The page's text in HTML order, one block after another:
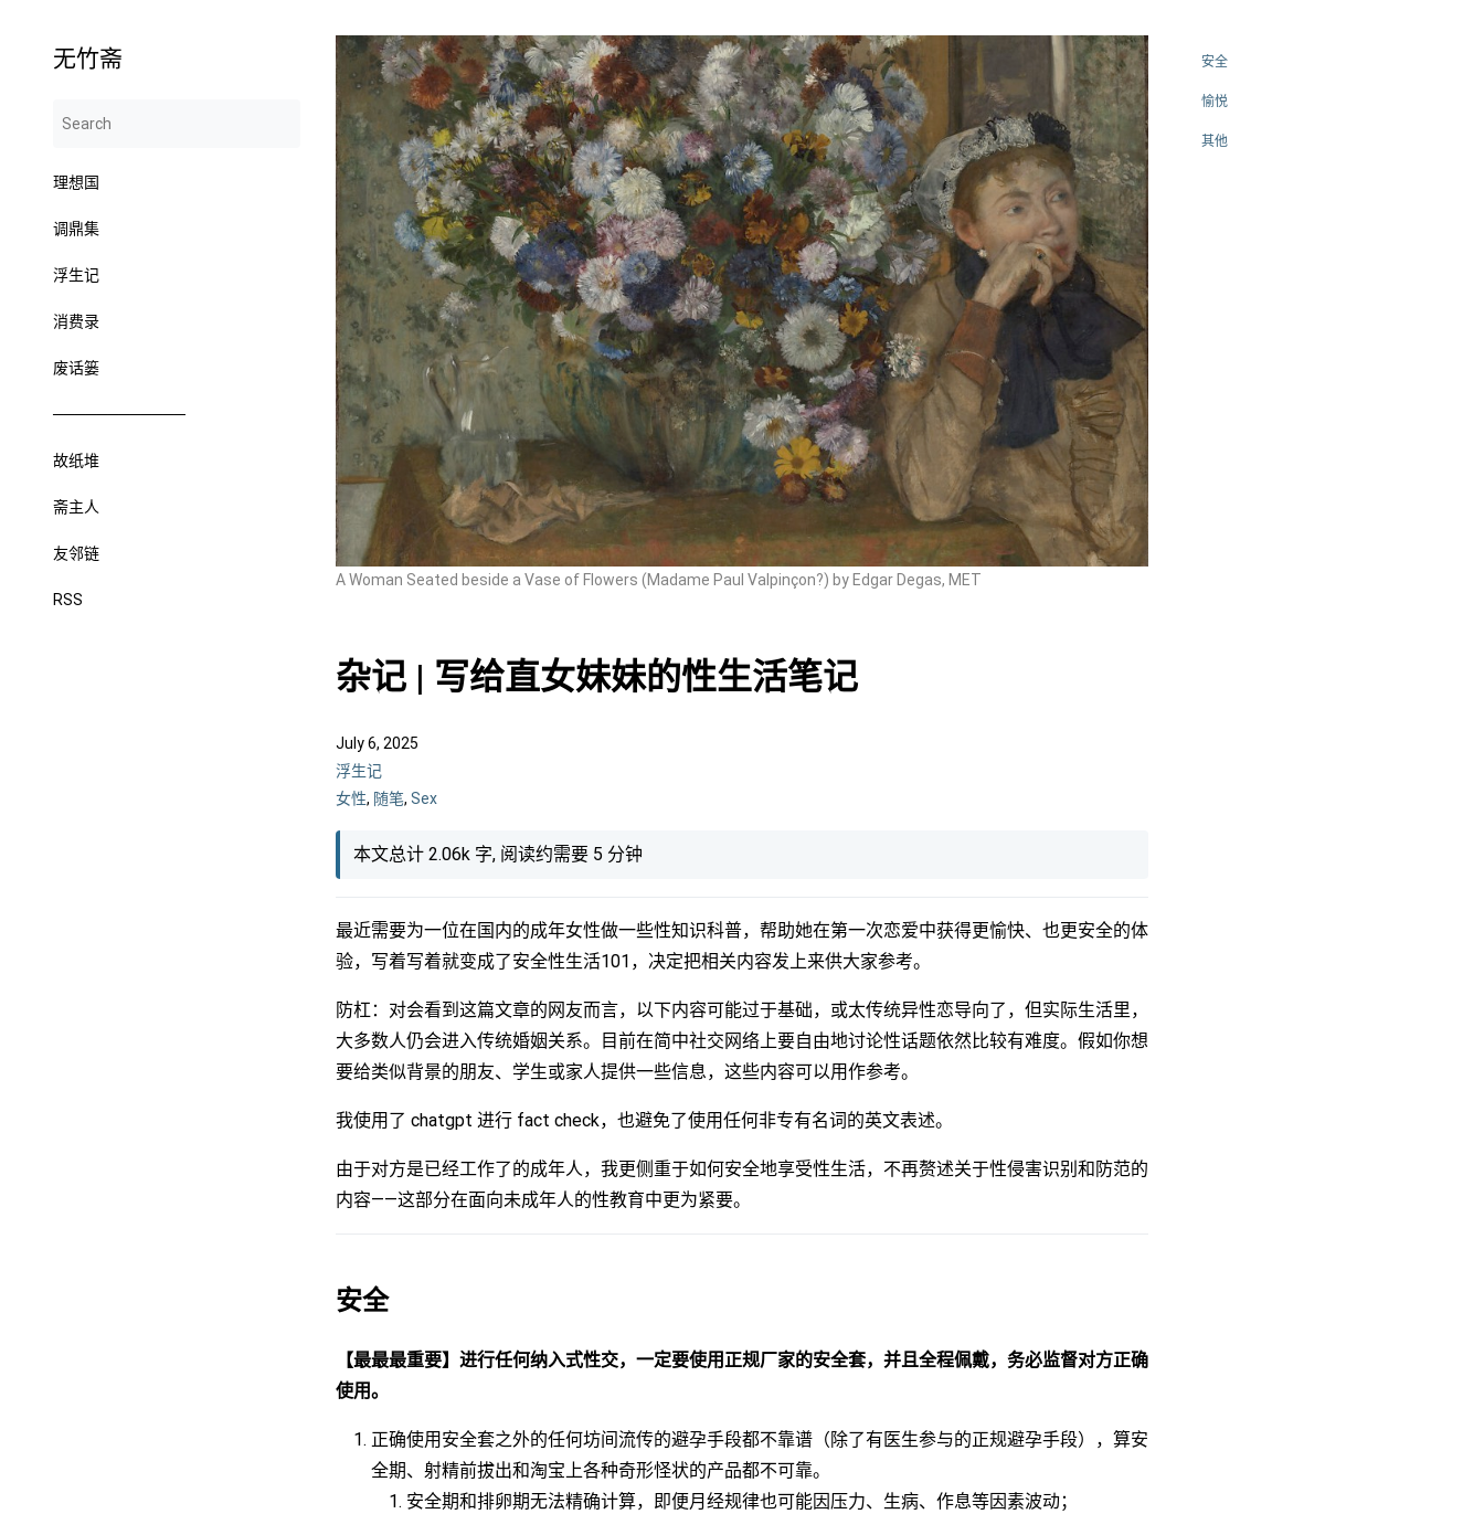
无竹斋
理想国
调鼎集
浮生记
消费录
废话篓
────────────
故纸堆
斋主人
友邻链
RSS
A Woman Seated beside a Vase of Flowers (Madame Paul Valpinçon?) by Edgar Degas, MET
杂记 | 写给直女妹妹的性生活笔记
July 6, 2025
浮生记
女性, 随笔, Sex
本文总计 2.06k 字, 阅读约需要 5 分钟
最近需要为一位在国内的成年女性做一些性知识科普，帮助她在第一次恋爱中获得更愉快、也更安全的体
验，写着写着就变成了安全性生活101，决定把相关内容发上来供大家参考。
防杠：对会看到这篇文章的网友而言，以下内容可能过于基础，或太传统异性恋导向了，但实际生活里，
大多数人仍会进入传统婚姻关系。目前在简中社交网络上要自由地讨论性话题依然比较有难度。假如你想
要给类似背景的朋友、学生或家人提供一些信息，这些内容可以用作参考。
我使用了 chatgpt 进行 fact check，也避免了使用任何非专有名词的英文表述。
由于对方是已经工作了的成年人，我更侧重于如何安全地享受性生活，不再赘述关于性侵害识别和防范的
内容——这部分在面向未成年人的性教育中更为紧要。
安全
【最最最重要】进行任何纳入式性交，一定要使用正规厂家的安全套，并且全程佩戴，务必监督对方正确
使用。
正确使用安全套之外的任何坊间流传的避孕手段都不靠谱（除了有医生参与的正规避孕手段），算安
全期、射精前拔出和淘宝上各种奇形怪状的产品都不可靠。
安全期和排卵期无法精确计算，即便月经规律也可能因压力、生病、作息等因素波动；
安全
愉悦
其他